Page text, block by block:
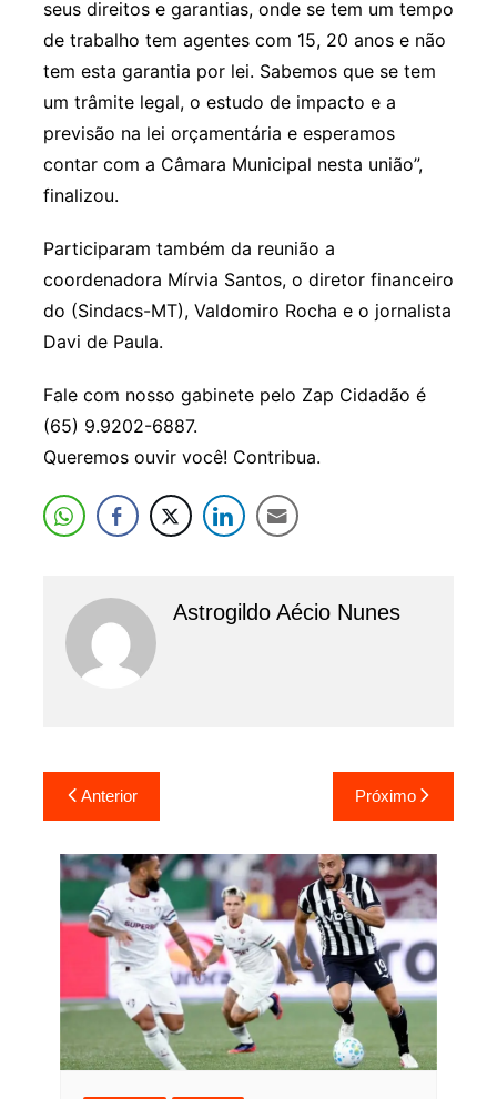
seus direitos e garantias, onde se tem um tempo
de trabalho tem agentes com 15, 20 anos e não
tem esta garantia por lei. Sabemos que se tem
um trâmite legal, o estudo de impacto e a
previsão na lei orçamentária e esperamos
contar com a Câmara Municipal nesta união”,
finalizou.
Participaram também da reunião a
coordenadora Mírvia Santos, o diretor financeiro
do (Sindacs-MT), Valdomiro Rocha e o jornalista
Davi de Paula.
Fale com nosso gabinete pelo Zap Cidadão é
(65) 9.9202-6887.
Queremos ouvir você! Contribua.
Astrogildo Aécio Nunes
Navegação
de
Post
Anterior Próximo